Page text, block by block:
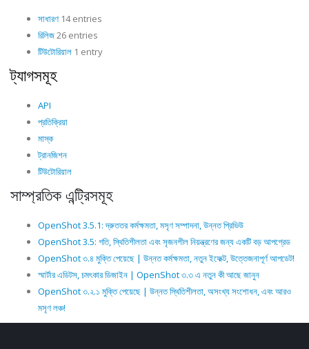
সাধারণ 14 entries
রিলিজ26 entries
টিউটোরিয়াল 1 entry
ট্যাগসমূহ
API
প্রতিক্রিয়া
মাস্ক
ট্রানজিশন
টিউটোরিয়াল
সাম্প্রতিক এন্ট্রিসমূহ
OpenShot 3.5.1: দ্রুততর কর্মক্ষমতা, মসৃণ সম্পাদনা, উন্নত প্রিভিউ
OpenShot 3.5: গতি, স্থিতিশীলতা এবং সৃজনশীল নিয়ন্ত্রণের জন্য একটি বড় আপগ্রেড
OpenShot ৩.৪ মুক্তি পেয়েছে | উন্নত কর্মক্ষমতা, নতুন ইফেক্ট, উত্তেজনাপূর্ণ আপডেট!
স্মার্টার এডিটস, চমৎকার ডিজাইন | OpenShot ৩.৩ এ নতুন কী আছে জানুন
OpenShot ৩.২.১ মুক্তি পেয়েছে | উন্নত স্থিতিশীলতা, অসংখ্য সংশোধন, এবং আরও
মসৃণ লঞ্চ!